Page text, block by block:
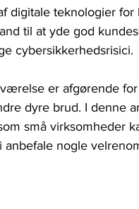
digitale teknologier
til at yde god
cybersikkerhedsrisici.
er afgørende
dyre brud. I denne
små virksomheder
nogle